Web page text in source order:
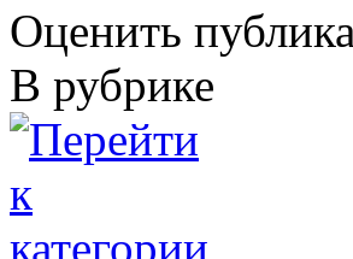
Оценить
В рубрике